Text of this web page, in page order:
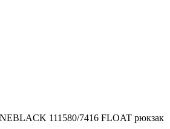
111580/7416 FLOAT рюкзак